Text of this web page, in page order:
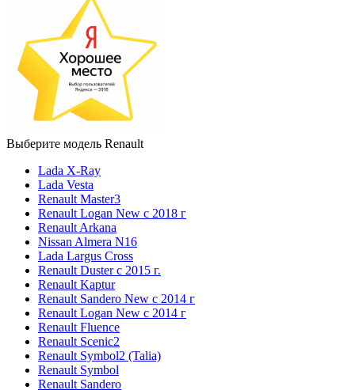
Выберите модель Renault
Lada X-Ray
Lada Vesta
Renault Master3
Renault Logan New с 2018 г
Renault Arkana
Nissan Almera N16
Lada Largus Cross
Renault Duster с 2015 г.
Renault Kaptur
Renault Sandero New с 2014 г
Renault Logan New с 2014 г
Renault Fluence
Renault Scenic2
Renault Symbol2 (Talia)
Renault Symbol
Renault Sandero